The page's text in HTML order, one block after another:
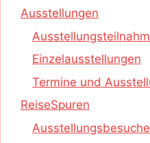
Ausstellungen
Einzelausstellungen
Termine und
ReiseSpuren
Ausstellungsbesuche